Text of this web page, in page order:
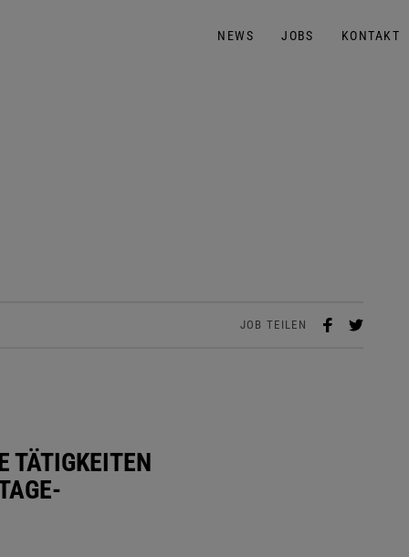
NEWS JOBS KONTAKT
JOB TEILEN
TÄTIGKEITEN